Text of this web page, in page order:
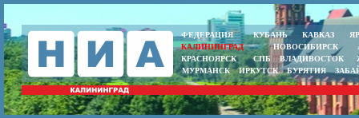
ФЕДЕРАЦИЯ КУБАНЬ КАВКАЗ
КАЛИНИНГРАД
НОВОСИБИРСК
КРАСНОЯРСК
СПБ ВЛАДИВОСТОК
МУРМАНСК
ИРКУТСК БУРЯТИЯ